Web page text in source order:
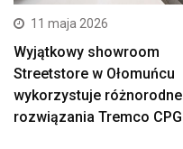
11 maja 2026
Wyjątkowy showroom
Streetstore w Ołomuńcu
wykorzystuje różnorodne
rozwiązania Tremco CPG